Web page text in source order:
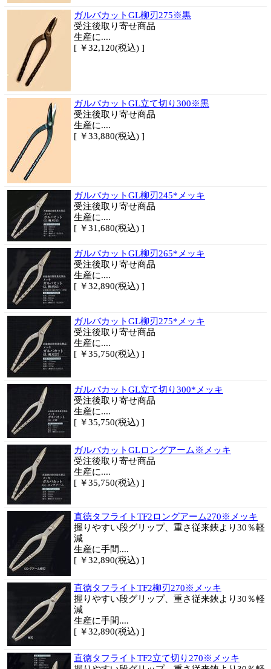
ガルバカットGL柳刃275※黒
受注後取り寄せ商品
生産に....
[ ￥32,120(税込) ]
ガルバカットGL立て切り300※黒
受注後取り寄せ商品
生産に....
[ ￥33,880(税込) ]
ガルバカットGL柳刃245*メッキ
受注後取り寄せ商品
生産に....
[ ￥31,680(税込) ]
ガルバカットGL柳刃265*メッキ
受注後取り寄せ商品
生産に....
[ ￥32,890(税込) ]
ガルバカットGL柳刃275*メッキ
受注後取り寄せ商品
生産に....
[ ￥35,750(税込) ]
ガルバカットGL立て切り300*メッキ
受注後取り寄せ商品
生産に....
[ ￥35,750(税込) ]
ガルバカットGLロングアーム※メッキ
受注後取り寄せ商品
生産に....
[ ￥35,750(税込) ]
直徳タフライトTF2ロングアーム270※メッキ
握りやすい段グリップ、重さ従来鋏より30％軽
減
生産に手間....
[ ￥32,890(税込) ]
直徳タフライトTF2柳刃270※メッキ
握りやすい段グリップ、重さ従来鋏より30％軽
減
生産に手間....
[ ￥32,890(税込) ]
直徳タフライトTF2立て切り270※メッキ